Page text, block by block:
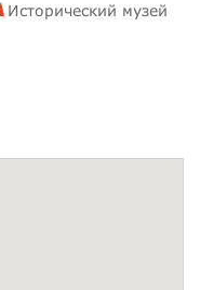
Исторический музей